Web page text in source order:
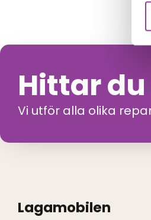
Hittar
Vi utför alla olika
Lagamobilen